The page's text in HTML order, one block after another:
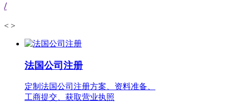
/
< >
法国公司注册
定制法国公司注册方案、资料准备、
工商提交、获取营业执照